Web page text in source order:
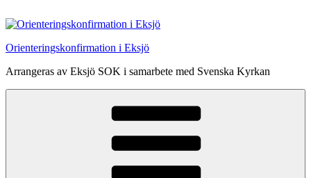
till
Orienteringskonfirmation i Eksjö
Arrangeras av Eksjö SOK i samarbete med Svenska Kyrkan